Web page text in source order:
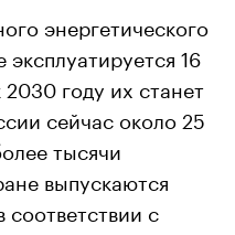
энергетического
эксплуатируется 16
году их станет
сейчас около 25
тысячи
выпускаются
с